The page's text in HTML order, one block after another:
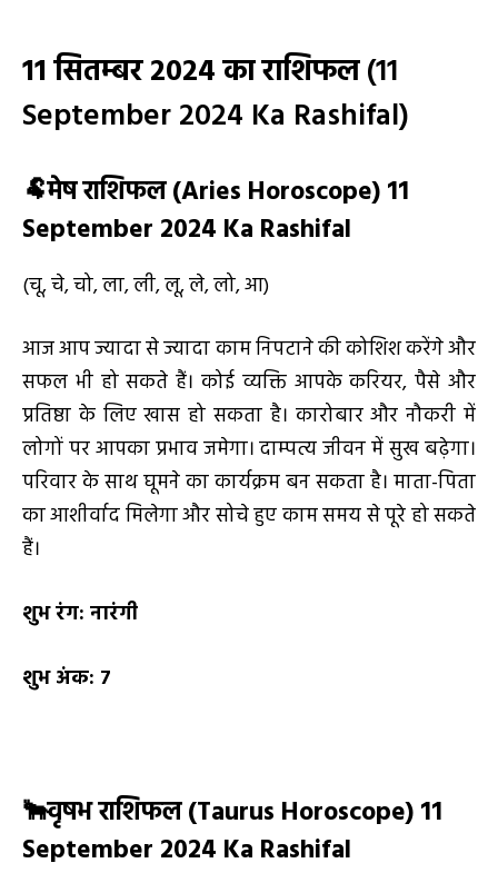
11सितम्बर2024काराशिफल(11
September 2024 Ka Rashifal)
🐏मेष राशिफल (Aries Horoscope) 11
September 2024 Ka Rashifal
(चू, चे, चो, ला, ली, लू, ले, लो, आ)
आज आप ज्यादा से ज्यादा काम निपटाने की कोशिश करेंगे और
सफल भी हो सकते हैं। कोई व्यक्ति आपके करियर, पैसे और
प्रतिष्ठा के लिए खास हो सकता है। कारोबार और नौकरी में
लोगों पर आपका प्रभाव जमेगा। दाम्पत्य जीवन में सुख बढ़ेगा।
परिवार के साथ घूमने का कार्यक्रम बन सकता है। माता-पिता
का आशीर्वाद मिलेगा और सोचे हुए काम समय से पूरे हो सकते
हैं।
शुभ रंग: नारंगी
शुभ अंक: 7
🐂वृषभ राशिफल (Taurus Horoscope) 11
September 2024 Ka Rashifal